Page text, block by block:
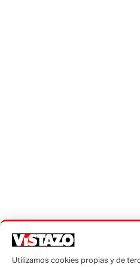
Utilizamos cookies propias y de